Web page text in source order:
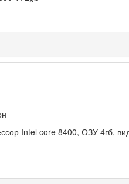
Intel core 8400, ОЗУ 4гб,